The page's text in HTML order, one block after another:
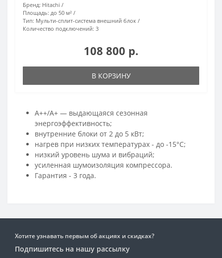
Бренд: Hitachi
Площадь: до 50 м²
Тип: Мульти-сплит-система внешний блок
Количество подключений: 3
108 800 р.
В КОРЗИНУ
A++/A+ — выдающаяся сезонная
энергоэффективность;
внутренние блоки от 2 до 5 кВт;
нагрев при низких температурах - до -15°С;
низкий уровень шума и вибраций;
усиленная шумоизоляция компрессора.
Гарантия - 3 года.
Хотите узнавать первым об акциях и скидках?
Подпишитесь на нашу рассылку